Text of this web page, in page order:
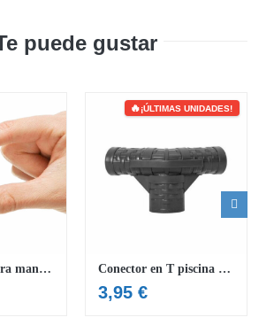
puede gustar
Junta tórica para manguera de Φ32mm
¡ÚLTIMAS UNIDADES!
Conector en T piscina 4,88 x 1,22 m
3,95 €